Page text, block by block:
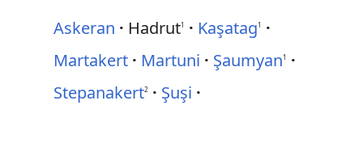
Askeran Hadrut1 Kaşatag1
Martakert Martuni Şaumyan1
Stepanakert2 Şuşi